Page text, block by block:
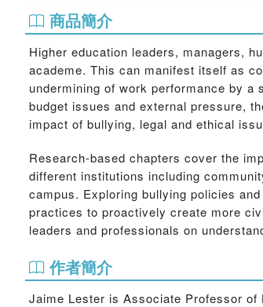
商品簡介
Higher education leaders, managers,
academe. This can manifest itself as
undermining of work performance by
budget issues and external pressure,
impact of bullying, legal and ethical
Research-based chapters cover the
different institutions including
campus. Exploring bullying policies
practices to proactively create more
leaders and professionals on
作者簡介
Jaime Lester is Associate Professor of